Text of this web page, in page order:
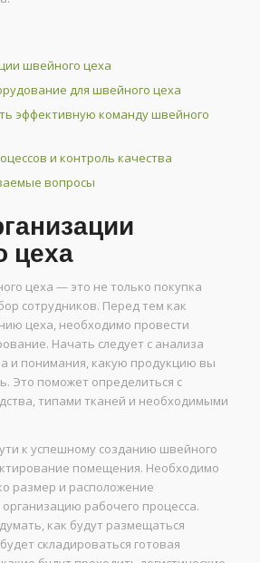
швейного цеха
для швейного цеха
эффективную команду швейного
и контроль качества
вопросы
цеха
цеха — это не только покупка
сотрудников. Перед тем как
цеха, необходимо провести
Начать следует с анализа
и понимания, какую продукцию вы
Это поможет определиться с
типами тканей и необходимыми
к успешному созданию швейного
помещения. Необходимо
размер и расположение
рабочего процесса.
как будут размещаться
складироваться готовая